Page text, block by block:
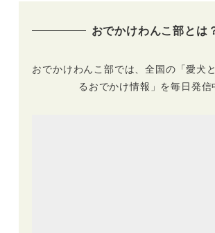
おでかけわんこ部とは
おでかけわんこ部では、全国の「愛犬
るおでかけ情報」を毎日発信